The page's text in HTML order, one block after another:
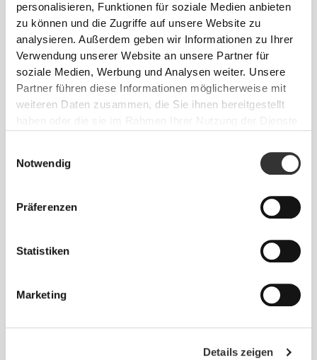
personalisieren, Funktionen für soziale Medien anbieten
zu können und die Zugriffe auf unsere Website zu
analysieren. Außerdem geben wir Informationen zu Ihrer
Verwendung unserer Website an unsere Partner für
soziale Medien, Werbung und Analysen weiter. Unsere
Partner führen diese Informationen möglicherweise mit
weiteren Daten zusammen, die Sie ihnen bereitgestellt
haben oder die sie im Rahmen Ihrer Nutzung der Dienste
Notwendig
Präferenzen
Statistiken
Marketing
Details zeigen
1
Patricia Medina